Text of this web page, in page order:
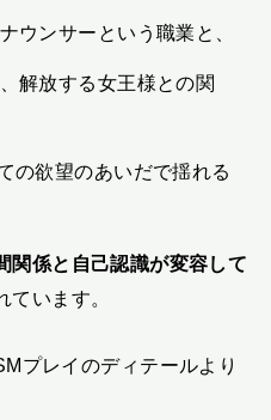
ウンサーという職業と、
解放する女王様との関
の欲望のあいだで揺れる
関係と自己認識が変容して
ています。
プレイのディテールより